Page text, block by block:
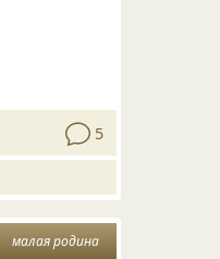
5
малая родина